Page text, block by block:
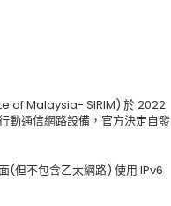
of Malaysia- SIRIM) 於2022
動通信網路設備，官方決定自發
(但不包含乙太網路) 使用 IPv6